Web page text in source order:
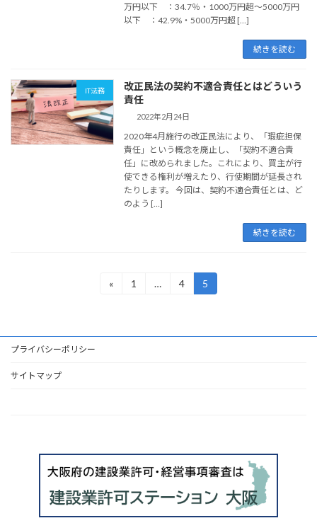
万円以下 ：34.7％・1000万円超～5000万円
以下 ：42.9%・5000万円超 […]
続きを読む
IT法務
改正民法の契約不適合責任とはどういう
責任
2022年2月24日
2020年4月施行の改正民法により、「瑕疵担保
責任」という概念を廃止し、「契約不適合責
任」に改められました。これにより、買主が行
使できる権利が増えたり、行使期間が延長され
たりします。 今回は、契約不適合責任とは、ど
のよう […]
続きを読む
の
ペ
ー
«
固
ジ
1 …
固
ジ
4
固
定
ジ
5
プライバシーポリシー
サイトマップ